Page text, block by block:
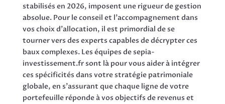
stabilisés en 2026, imposent une rigueur de gestion
absolue. Pour le conseil et l’accompagnement dans
vos choix d’allocation, il est primordial de se
tourner vers des experts capables de décrypter ces
baux complexes. Les équipes de sepia-
investissement.fr sont là pour vous aider à intégrer
ces spécificités dans votre stratégie patrimoniale
globale, en s’assurant que chaque ligne de votre
portefeuille réponde à vos objectifs de revenus et